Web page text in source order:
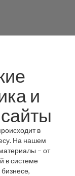
и
в
На нашем
– от
в системе